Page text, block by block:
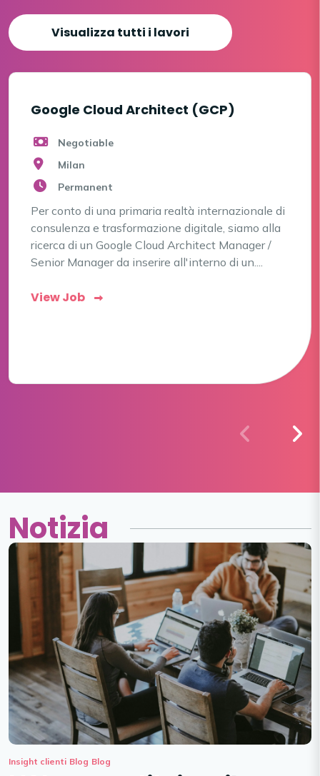
Visualizza tutti i lavori
Google Cloud Architect (GCP)
Negotiable
Milan
Permanent
Per conto di una primaria realtà internazionale di
consulenza e trasformazione digitale, siamo alla
ricerca di un Google Cloud Architect Manager /
Senior Manager da inserire all'interno di un....
View Job
Notizia
Insight clienti Blog Blog